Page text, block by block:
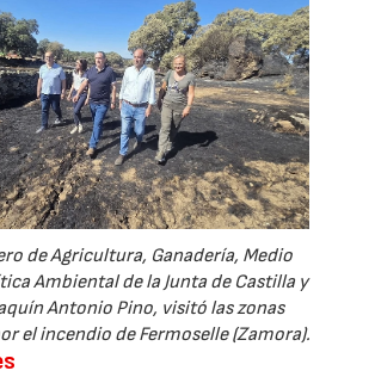
de Agricultura, Ganadería, Medio
Ambiental de la Junta de Castilla y
Antonio Pino, visitó las zonas
el incendio de Fermoselle (Zamora).